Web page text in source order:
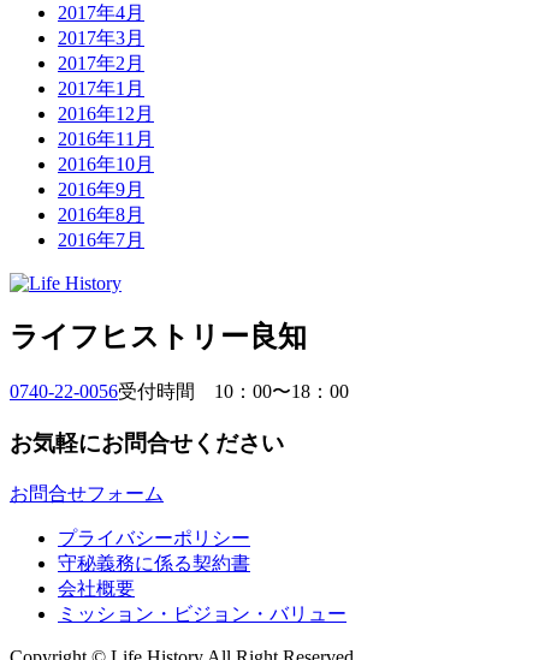
2017年4月
2017年3月
2017年2月
2017年1月
2016年12月
2016年11月
2016年10月
2016年9月
2016年8月
2016年7月
ライフヒストリー良知
0740-22-0056受付時間 10：00〜18：00
お気軽にお問合せください
お問合せフォーム
プライバシーポリシー
守秘義務に係る契約書
会社概要
ミッション・ビジョン・バリュー